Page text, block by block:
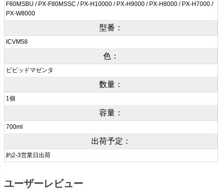
F80MSBU / PX-F80MSSC / PX-H10000 / PX-H9000 / PX-H8000 / PX-H7000 /
PX-W8000
型番：
ICVM58
色：
ビビッドマゼンタ
数量：
1個
容量：
700ml
出荷予定：
約2-3営業日出荷
ユーザーレビュー